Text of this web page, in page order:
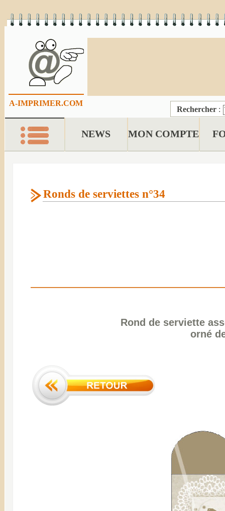
A-IMPRIMER.COM
Rechercher :
NEWS MON COMPTE
Ronds de serviettes n°34
Rond de serviette
orné